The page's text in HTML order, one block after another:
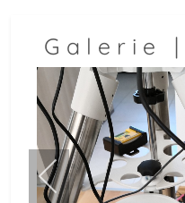
G a l e r i e